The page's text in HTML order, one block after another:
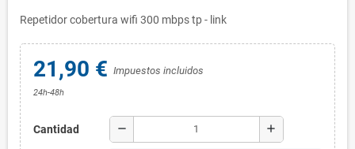
Repetidor cobertura wifi 300 mbps tp - link
21,90 € Impuestos incluidos
24h-48h
Cantidad remove add